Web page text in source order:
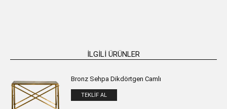
İLGILI ÜRÜNLER
Bronz Sehpa Dikdörtgen Camlı
TEKLIF AL